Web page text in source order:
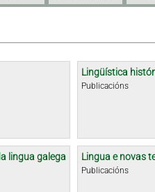
Lingüística
Publicacións
lingua galega Lingua e novas
Publicacións